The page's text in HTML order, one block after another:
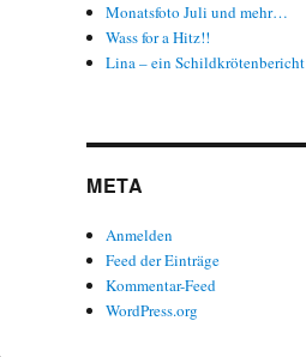
Monatsfoto Juli und mehr…
Wass for a Hitz!!
Lina – ein Schildkrötenbericht
META
Anmelden
Feed der Einträge
Kommentar-Feed
WordPress.org